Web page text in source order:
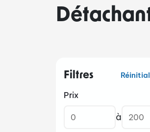
Filtres
Prix
à